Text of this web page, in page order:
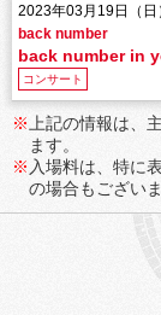
2023年03月19日（日
back number
back number in
コンサート
※ 上記の情報は、
ます。
※ 入場料は、特に
の場合もございま